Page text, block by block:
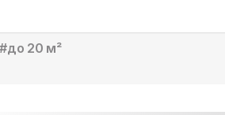
#до 20 м²